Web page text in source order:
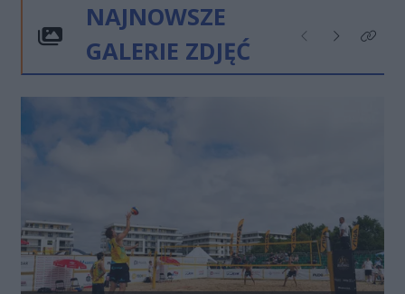
NAJNOWSZE
GALERIE ZDJĘĆ
Poprzednie
NastępneKliknij